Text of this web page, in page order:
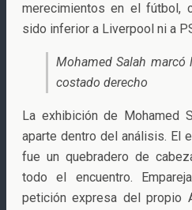
merecimientos en el fútbol,
sido inferior a Liverpool ni a
Mohamed Salah marcó
costado derecho
La exhibición de Mohamed
aparte dentro del análisis. El
fue un quebradero de
todo el encuentro.
petición expresa del propio